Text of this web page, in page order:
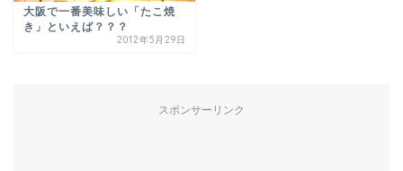
大阪で一番美味しい「たこ焼
き」といえば？？？
2012年5月29日
スポンサーリンク